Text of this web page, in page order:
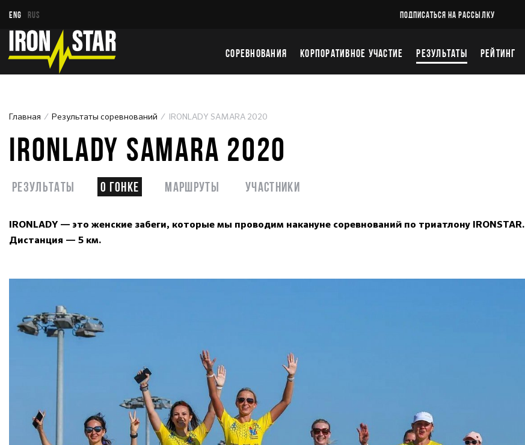
ENG RUS ПОДПИСАТЬСЯ НА РАССЫЛКУ
СОРЕВНОВАНИЯ КОРПОРАТИВНОЕ УЧАСТИЕ РЕЗУЛЬТАТЫ РЕЙТИНГ
Главная Результаты соревнований IRONLADY SAMARA 2020
IRONLADY SAMARA 2020
Результаты О гонке Маршруты Участники
IRONLADY — это женские забеги, которые мы проводим накануне соревнований по триатлону IRONSTAR.
Дистанция — 5 км.